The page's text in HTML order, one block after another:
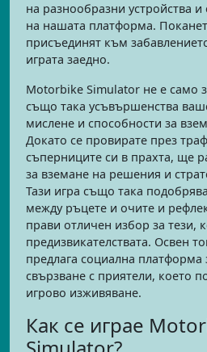
на разнообразни устройства
на нашата платформа.
присъединят към
играта заедно.
Motorbike Simulator не е само
също така усъвършенства
мислене и способности за
Докато се провирате през
съперниците си в прахта, ще
за вземане на решения и
Тази игра също така
между ръцете и очите и
прави отличен избор за тези,
предизвикателствата. Освен
предлага социална платформа
свързване с приятели, което
игрово изживяване.
Как се играе